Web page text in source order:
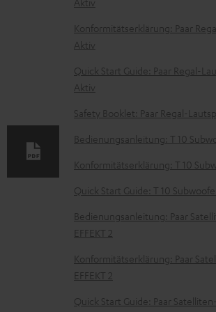
o
k
u
m
e
n
t
z
u
m
H
e
r
u
Konformitätserklärung: Paar
Aktiv
Quick Start Guide: Paar Regal-
Aktiv
Safety Booklet: Paar Regal-
Bedienungsanleitung: T 10
Konformitätserklärung: T 10
Quick Start Guide: T 10
Bedienungsanleitung: Paar
EFFEKT 2
Konformitätserklärung: Paar
EFFEKT 2
Quick Start Guide: Paar